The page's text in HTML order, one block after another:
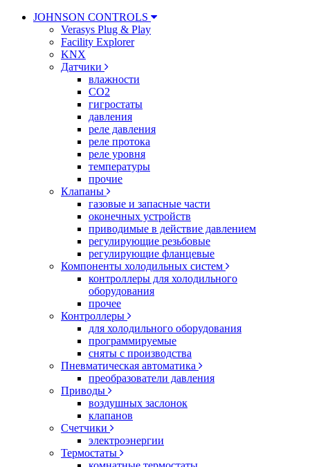
JOHNSON CONTROLS
Verasys Plug & Play
Facility Explorer
KNX
Датчики
влажности
CO2
гигростаты
давления
реле давления
реле протока
реле уровня
температуры
прочие
Клапаны
газовые и запасные части
оконечных устройств
приводимые в действие давлением
регулирующие резьбовые
регулирующие фланцевые
Компоненты холодильных систем
контроллеры для холодильного
оборудования
прочее
Контроллеры
для холодильного оборудования
программируемые
сняты с производства
Пневматическая автоматика
преобразователи давления
Приводы
воздушных заслонок
клапанов
Счетчики
электроэнергии
Термостаты